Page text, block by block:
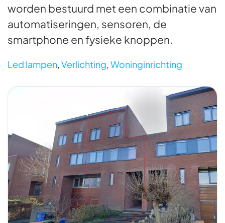
worden bestuurd met een combinatie van
automatiseringen, sensoren, de
smartphone en fysieke knoppen.
Led lampen,Verlichting,Woninginrichting